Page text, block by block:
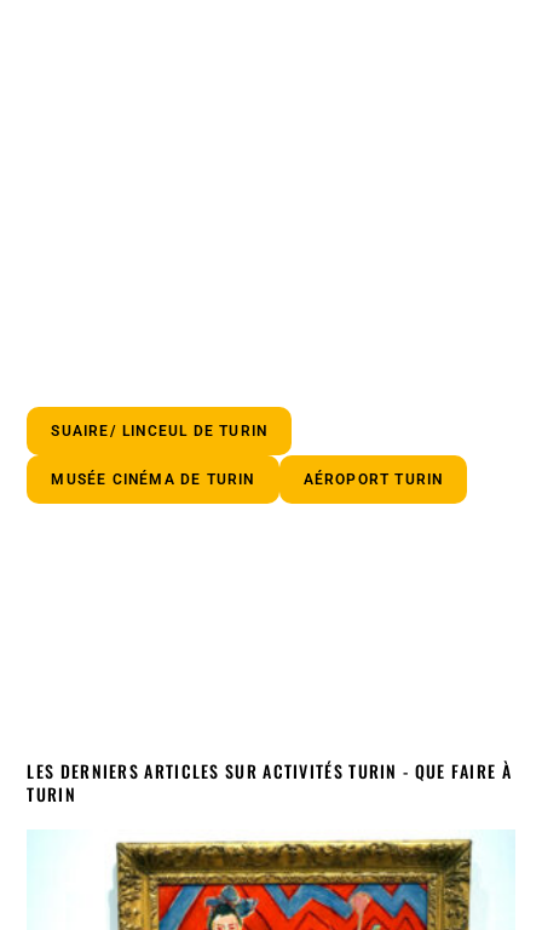
SUAIRE/ LINCEUL DE TURIN
MUSÉE CINÉMA DE TURIN AÉROPORT TURIN
LES DERNIERS ARTICLES SUR ACTIVITÉS TURIN - QUE FAIRE À
TURIN